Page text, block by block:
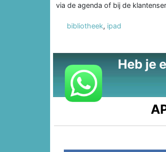
via de agenda of bij de
bibliotheek, ipad
Heb je